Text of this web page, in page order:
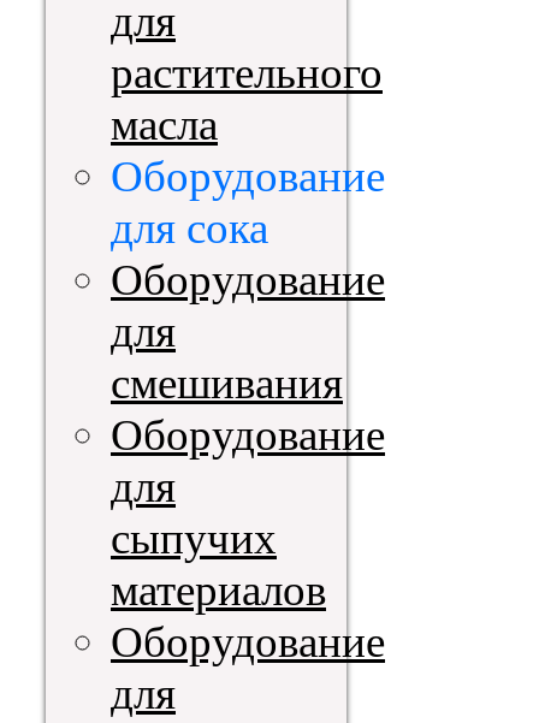
для
растительного
масла
Оборудование
для сока
Оборудование
для
смешивания
Оборудование
для
сыпучих
материалов
Оборудование
для